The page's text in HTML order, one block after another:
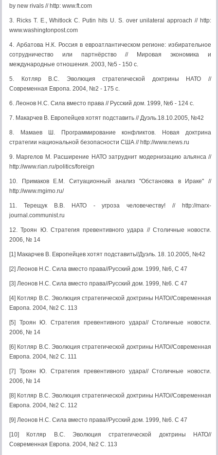
by new rivals // http: www.ft.com
3. Ricks T. E., Whitlock C. Putin hits U. S. over unilateral approach // http:
www.washingtonpost.com
4. Арбатова Н.К. Россия в евроатлантическом регионе: избирательное
сотрудничество или партнёрство // Мировая экономика и
международные отношения. 2003, №5 - 150 с.
5. Котляр В.С. Эволюция стратегической доктрины НАТО //
Современная Европа. 2004, №2 - 175 с.
6. Леонов Н.С. Сила вместо права // Русский дом. 1999, №6 - 124 с.
7. Макарчев В. Европейцев хотят подставить // Дуэль.18.10.2005, №42
8. Мамаев Ш. Программирование конфликтов. Новая доктрина
стратегии национальной безопасности США // http://www.news.ru
9. Маргелов М. Расширение НАТО затруднит модернизацию альянса //
http://www.rian.ru/politics/foreign
10. Примаков Е.М. Ситуационный анализ "Обстановка в Ираке" //
http://www.mgimo.ru/
11. Терещук В.В. НАТО - угроза человечеству! // http://marx-
journal.communist.ru
12. Троян Ю. Стратегия превентивного удара // Столичные новости.
2006, № 14
[1] Макарчев В. Европейцев хотят подставить//Дуэль. 18. 10.2005, №42
[2] Леонов Н.С. Сила вместо права//Русский дом. 1999, №6, С 47
[3] Леонов Н.С. Сила вместо права//Русский дом. 1999, №6. С 47
[4] Котляр В.С. Эволюция стратегической доктрины НАТО//Современная
Европа. 2004, №2 С. 113
[5] Троян Ю. Стратегия превентивного удара// Столичные новости.
2006, № 14
[6] Котляр В.С. Эволюция стратегической доктрины НАТО//Современная
Европа. 2004, №2 С. 111
[7] Троян Ю. Стратегия превентивного удара// Столичные новости.
2006, № 14
[8] Котляр В.С. Эволюция стратегической доктрины НАТО//Современная
Европа. 2004, №2 С. 112
[9] Леонов Н.С. Сила вместо права//Русский дом. 1999, №6. С 47
[10] Котляр В.С. Эволюция стратегической доктрины НАТО//
Современная Европа. 2004, №2 С. 113